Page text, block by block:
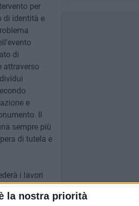
la nostra priorità
per
di identità e
di
attraverso
e
Il
sempre più
di tutela e
i lavori
di